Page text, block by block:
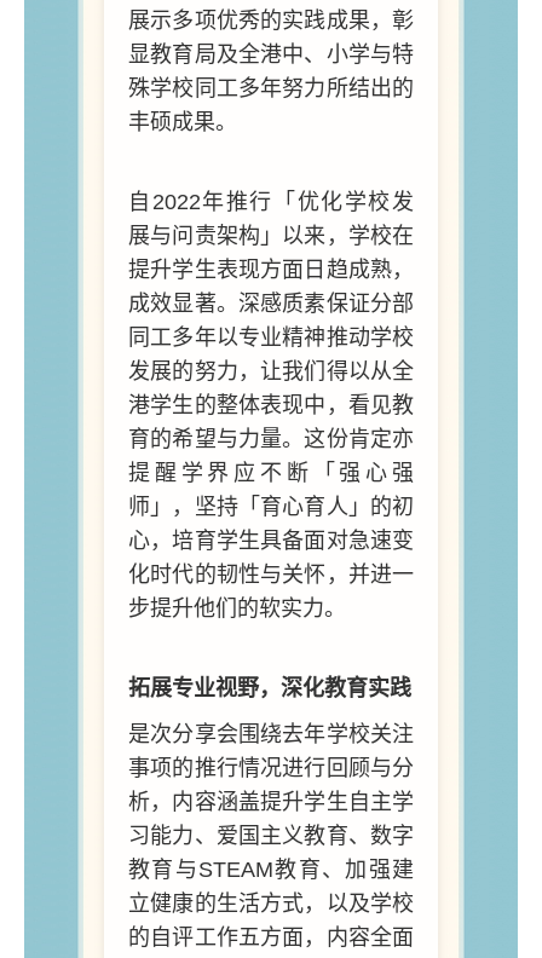
展示多项优秀的实践成果，彰
显教育局及全港中、小学与特
殊学校同工多年努力所结出的
丰硕成果。
自2022年推行「优化学校发
展与问责架构」以来，学校在
提升学生表现方面日趋成熟，
成效显著。深感质素保证分部
同工多年以专业精神推动学校
发展的努力，让我们得以从全
港学生的整体表现中，看见教
育的希望与力量。这份肯定亦
提醒学界应不断「强心强
师」，坚持「育心育人」的初
心，培育学生具备面对急速变
化时代的韧性与关怀，并进一
步提升他们的软实力。
拓展专业视野，深化教育实践
是次分享会围绕去年学校关注
事项的推行情况进行回顾与分
析，内容涵盖提升学生自主学
习能力、爱国主义教育、数字
教育与STEAM教育、加强建
立健康的生活方式，以及学校
的自评工作五方面，内容全面